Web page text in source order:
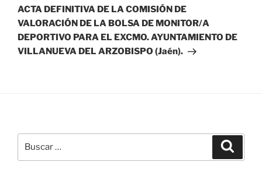
entrada
ACTA DEFINITIVA DE LA COMISIÓN DE
VALORACIÓN DE LA BOLSA DE MONITOR/A
DEPORTIVO PARA EL EXCMO. AYUNTAMIENTO DE
VILLANUEVA DEL ARZOBISPO (Jaén).
por: